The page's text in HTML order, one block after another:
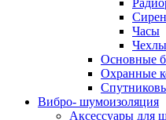
Часы
Чехлы
Основные
Охранные
Вибро- шумоизоляция
Аксессуары для